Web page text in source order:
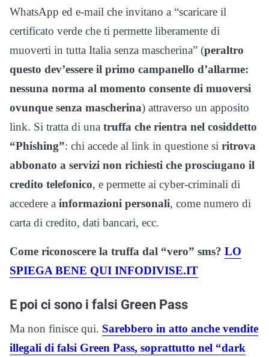
WhatsApp ed e-mail che invitano a “scaricare il
certificato verde che ti permette liberamente di
muoverti in tutta Italia senza mascherina” (peraltro
questo dev’essere il primo campanello d’allarme:
nessuna norma al momento consente di muoversi
ovunque senza mascherina) attraverso un apposito
link. Si tratta di una truffa che rientra nel cosiddetto
“Phishing”: chi accede al link in questione si ritrova
abbonato a servizi non richiesti che prosciugano il
credito telefonico, e permette ai cyber-criminali di
accedere a informazioni personali, come numero di
carta di credito, dati bancari, ecc.
Come riconoscere la truffa dal “vero” sms? LO
SPIEGA BENE QUI INFODIVISE.IT
E poi ci sono i falsi Green Pass
Ma non finisce qui. Sarebbero in atto anche vendite
illegali di falsi Green Pass, soprattutto nel “dark